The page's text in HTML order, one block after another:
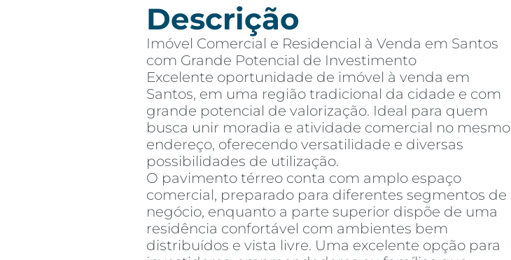
Descrição
Imóvel Comercial e Residencial à Venda em Santos
com Grande Potencial de Investimento
Excelente oportunidade de imóvel à venda em
Santos, em uma região tradicional da cidade e com
grande potencial de valorização. Ideal para quem
busca unir moradia e atividade comercial no mesmo
endereço, oferecendo versatilidade e diversas
possibilidades de utilização.
O pavimento térreo conta com amplo espaço
comercial, preparado para diferentes segmentos de
negócio, enquanto a parte superior dispõe de uma
residência confortável com ambientes bem
distribuídos e vista livre. Uma excelente opção para